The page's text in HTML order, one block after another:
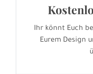
Ihr könnt Euch
Eurem Design